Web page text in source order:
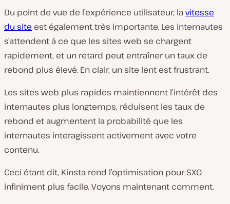
Du point de vue de l’expérience utilisateur, la vitesse
du site est également très importante. Les internautes
s’attendent à ce que les sites web se chargent
rapidement, et un retard peut entraîner un taux de
rebond plus élevé. En clair, un site lent est frustrant.
Les sites web plus rapides maintiennent l’intérêt des
internautes plus longtemps, réduisent les taux de
rebond et augmentent la probabilité que les
internautes interagissent activement avec votre
contenu.
Ceci étant dit, Kinsta rend l’optimisation pour SXO
infiniment plus facile. Voyons maintenant comment.